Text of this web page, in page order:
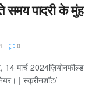
समय पादरी के मुंह
0
14 मार्च 2024ज़ियोनफील्ड
| स्क्रीनशॉट/